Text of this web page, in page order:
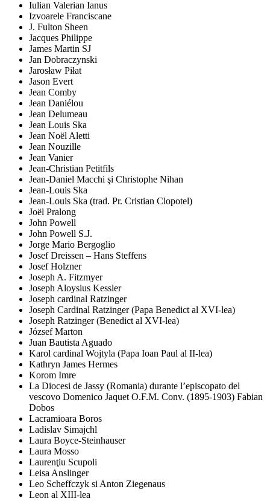
Iulian Valerian Ianus
Izvoarele Franciscane
J. Fulton Sheen
Jacques Philippe
James Martin SJ
Jan Dobraczynski
Jarosław Piłat
Jason Evert
Jean Comby
Jean Daniélou
Jean Delumeau
Jean Louis Ska
Jean Noël Aletti
Jean Nouzille
Jean Vanier
Jean-Christian Petitfils
Jean-Daniel Macchi şi Christophe Nihan
Jean-Louis Ska
Jean-Louis Ska (trad. Pr. Cristian Clopotel)
Joël Pralong
John Powell
John Powell S.J.
Jorge Mario Bergoglio
Josef Dreissen – Hans Steffens
Josef Holzner
Joseph A. Fitzmyer
Joseph Aloysius Kessler
Joseph cardinal Ratzinger
Joseph Cardinal Ratzinger (Papa Benedict al XVI-lea)
Joseph Ratzinger (Benedict al XVI-lea)
József Marton
Juan Bautista Aguado
Karol cardinal Wojtyla (Papa Ioan Paul al II-lea)
Kathryn James Hermes
Korom Imre
La Diocesi de Jassy (Romania) durante l’episcopato del
vescovo Domenico Jaquet O.F.M. Conv. (1895-1903) Fabian
Dobos
Lacramioara Boros
Ladislav Simajchl
Laura Boyce-Steinhauser
Laura Mosso
Laurenţiu Scupoli
Leisa Anslinger
Leo Scheffczyk si Anton Ziegenaus
Leon al XIII-lea